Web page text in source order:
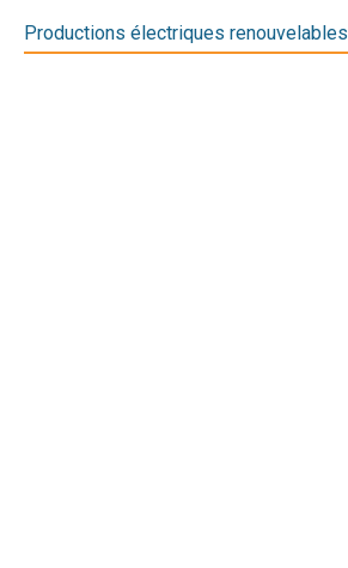
Productions électriques renouvelables